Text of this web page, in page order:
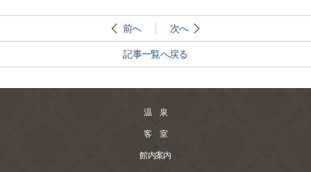
前へ 次へ
記事一覧へ戻る
温 泉
客 室
館内案内